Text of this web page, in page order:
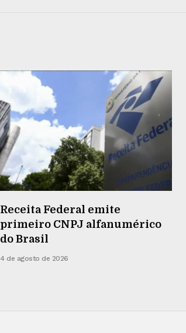
Receita Federal emite
primeiro CNPJ alfanumérico
do Brasil
4 de agosto de 2026